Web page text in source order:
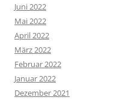
Juni 2022
Mai 2022
April 2022
März 2022
Februar 2022
Januar 2022
Dezember 2021